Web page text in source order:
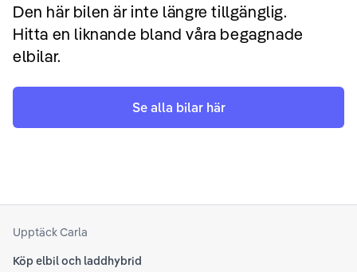
Den här bilen är inte längre tillgänglig.
Hitta en liknande bland våra begagnade
elbilar.
Se alla bilar här
Upptäck Carla
Köp elbil och laddhybrid